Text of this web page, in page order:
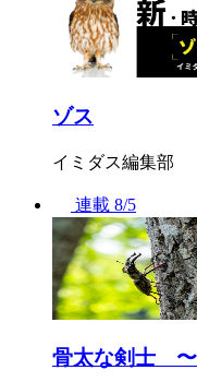
ゾス
イミダス編集部
連載 8/5
骨太な剣士 〜